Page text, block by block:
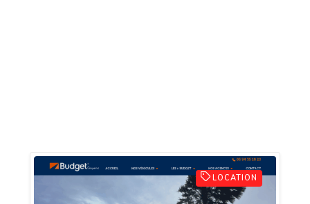
LOCATION